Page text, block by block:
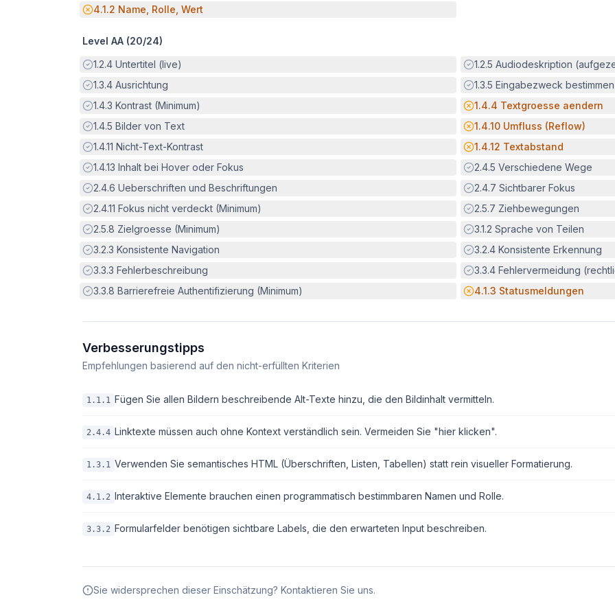
Potenzielle Barriere:
4.1.2 Name, Rolle, Wert
Level AA (20/24)
Erfüllt:
1.2.4 Untertitel (live) Erfüllt:
1.2.5 Audiodeskription
Erfüllt:
1.3.4 Ausrichtung Erfüllt:
1.3.5 Eingabezweck bestimmen
Erfüllt:
1.4.3 Kontrast (Minimum) Potenzielle Barriere:
1.4.4 Textgroesse aendern
Erfüllt:
1.4.5 Bilder von Text Potenzielle Barriere:
1.4.10 Umfluss (Reflow)
Erfüllt:
1.4.11 Nicht-Text-Kontrast Potenzielle Barriere:
1.4.12 Textabstand
Erfüllt:
1.4.13 Inhalt bei Hover oder Fokus Erfüllt:
2.4.5 Verschiedene Wege
Erfüllt:
2.4.6 Ueberschriften und Beschriftungen Erfüllt:
2.4.7 Sichtbarer Fokus
Erfüllt:
2.4.11 Fokus nicht verdeckt (Minimum) Erfüllt:
2.5.7 Ziehbewegungen
Erfüllt:
2.5.8 Zielgroesse (Minimum) Erfüllt:
3.1.2 Sprache von Teilen
Erfüllt:
3.2.3 Konsistente Navigation Erfüllt:
3.2.4 Konsistente Erkennung
Erfüllt:
3.3.3 Fehlerbeschreibung Erfüllt:
3.3.4 Fehlervermeidung
Erfüllt:
3.3.8 Barrierefreie Authentifizierung (Minimum) Potenzielle Barriere:
4.1.3 Statusmeldungen
Verbesserungstipps
Empfehlungen basierend auf den nicht-erfüllten Kriterien
1.1.1 Fügen Sie allen Bildern beschreibende Alt-Texte hinzu, die den Bildinhalt vermitteln.
2.4.4 Linktexte müssen auch ohne Kontext verständlich sein. Vermeiden Sie "hier klicken".
1.3.1 Verwenden Sie semantisches HTML (Überschriften, Listen, Tabellen) statt rein visueller Formatierung.
4.1.2 Interaktive Elemente brauchen einen programmatisch bestimmbaren Namen und Rolle.
3.3.2 Formularfelder benötigen sichtbare Labels, die den erwarteten Input beschreiben.
Sie widersprechen dieser Einschätzung? Kontaktieren Sie uns.